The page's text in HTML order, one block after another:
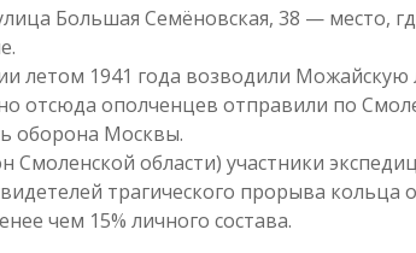
Большая Семёновская, 38 — место,
летом 1941 года возводили
отсюда ополченцев отправили по
оборона Москвы.
области) участники
трагического прорыва кольца
чем 15% личного состава.